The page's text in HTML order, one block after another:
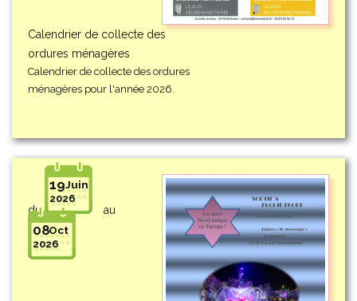
Calendrier de collecte des
ordures ménagères
Calendrier de collecte des ordures
ménagères pour l'année 2026.
du
19Juin
2026
au
08Oct
2026